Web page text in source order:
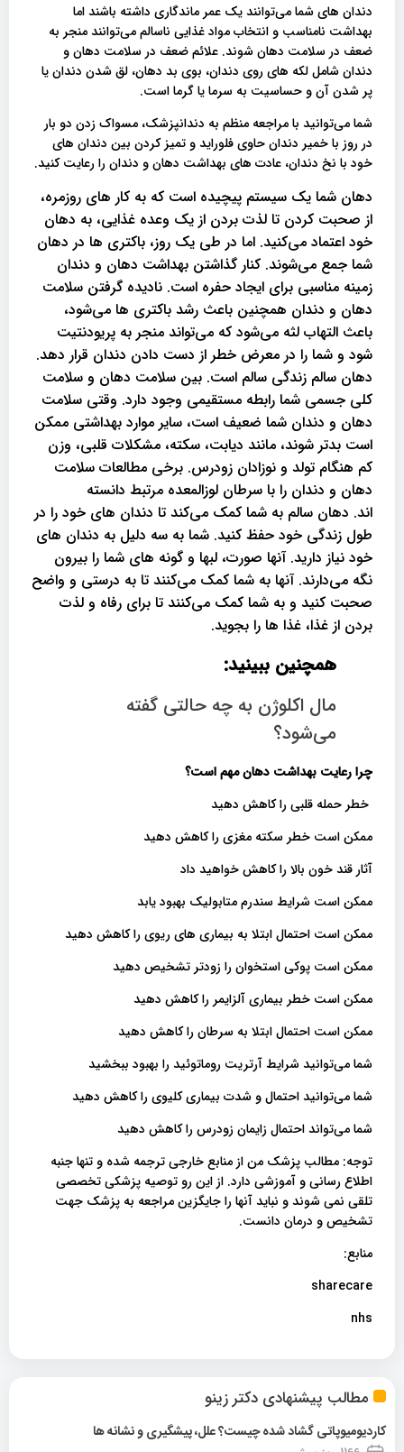
مطالب پیشنهادی دکتر زینو
کاردیومیوپاتی گشاد شده چیست؟ علل، پیشگیری و نشانه ها
دندان های شما می‌توانند یک عمر ماندگاری داشته باشند اما
بهداشت نامناسب و انتخاب مواد غذایی ناسالم می‌توانند منجر به
ضعف در سلامت دهان شوند. علائم ضعف در سلامت دهان و
دندان شامل لکه های روی دندان، بوی بد دهان، لق شدن دندان یا
پر شدن آن و حساسیت به سرما یا گرما است.
شما می‌توانید با مراجعه منظم به دندانپزشک، مسواک زدن دو بار
در روز با خمیر دندان حاوی فلوراید و تمیز کردن بین دندان های
خود با نخ دندان، عادت های بهداشت دهان و دندان را رعایت کنید.
دهان شما یک سیستم پیچیده است که به کار های روزمره،
از صحبت کردن تا لذت بردن از یک وعده غذایی، به دهان
خود اعتماد می‌کنید. اما در طی یک روز، باکتری ها در دهان
شما جمع می‌شوند. کنار گذاشتن بهداشت دهان و دندان
زمینه مناسبی برای ایجاد حفره است. نادیده گرفتن سلامت
دهان و دندان همچنین باعث رشد باکتری ها می‌شود،
باعث التهاب لثه می‌شود که می‌تواند منجر به پریودنتیت
شود و شما را در معرض خطر از دست دادن دندان قرار دهد.
دهان سالم زندگی سالم است. بین سلامت دهان و سلامت
کلی جسمی شما رابطه مستقیمی وجود دارد. وقتی سلامت
دهان و دندان شما ضعیف است، سایر موارد بهداشتی ممکن
است بدتر شوند، مانند دیابت، سکته، مشکلات قلبی، وزن
کم هنگام تولد و نوزادان زودرس. برخی مطالعات سلامت
دهان و دندان را با سرطان لوزالمعده مرتبط دانسته
اند. دهان سالم به شما کمک می‌کند تا دندان های خود را در
طول زندگی خود حفظ کنید. شما به سه دلیل به دندان های
خود نیاز دارید. آنها صورت، لبها و گونه های شما را بیرون
نگه می‌دارند. آنها به شما کمک می‌کنند تا به درستی و واضح
صحبت کنید و به شما کمک می‌کنند تا برای رفاه و لذت
بردن از غذا، غذا ها را بجوید.
همچنین ببینید:
مال اکلوژن به چه حالتی گفته
می‌شود؟
چرا رعایت بهداشت دهان مهم است؟
خطر حمله قلبی را کاهش دهید
ممکن است خطر سکته مغزی را کاهش دهید
آثار قند خون بالا را کاهش خواهید داد
ممکن است شرایط سندرم متابولیک بهبود یابد
ممکن است احتمال ابتلا به بیماری های ریوی را کاهش دهید
ممکن است پوکی استخوان را زودتر تشخیص دهید
ممکن است خطر بیماری آلزایمر را کاهش دهید
ممکن است احتمال ابتلا به سرطان را کاهش دهید
شما می‌توانید شرایط آرتریت روماتوئید را بهبود ببخشید
شما می‌توانید احتمال و شدت بیماری کلیوی را کاهش دهید
شما می‌تواند احتمال زایمان زودرس را کاهش دهید
توجه: مطالب پزشک من از منابع خارجی ترجمه شده و تنها جنبه
اطلاع رسانی و آموزشی دارد. از این رو توصیه پزشکی تخصصی
تلقی نمی شوند و نباید آنها را جایگزین مراجعه به پزشک جهت
تشخیص و درمان دانست.
منابع:
sharecare
nhs